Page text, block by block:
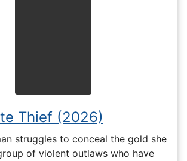
Thief (2026)
struggles to conceal the gold she
of violent outlaws who have